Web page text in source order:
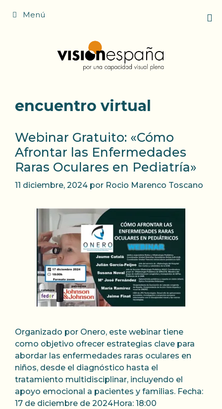
Menú
encuentro virtual
Webinar Gratuito: «Cómo
Afrontar las Enfermedades
Raras Oculares en Pediatría»
11 diciembre, 2024 por Rocio Marenco Toscano
Organizado por Onero, este webinar tiene
como objetivo ofrecer estrategias clave para
abordar las enfermedades raras oculares en
niños, desde el diagnóstico hasta el
tratamiento multidisciplinar, incluyendo el
apoyo emocional a pacientes y familias. Fecha:
17 de diciembre de 2024Hora: 18:00